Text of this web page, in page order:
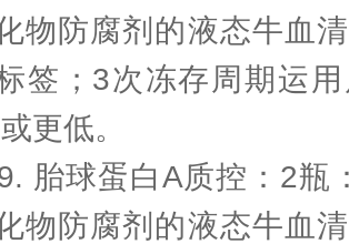
物防腐剂的液态牛血
签；3次冻存周期运
更低。
胎球蛋白A质控：2瓶
物防腐剂的液态牛血